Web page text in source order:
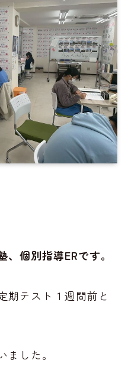
個別指導ERです。
期テスト１週間前と
した。